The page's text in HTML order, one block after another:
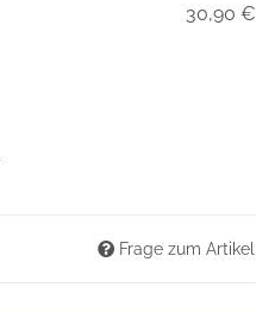
30,90 €
Frage zum Artikel